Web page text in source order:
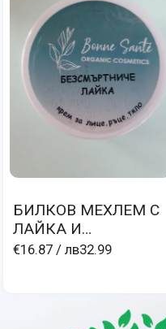
БИЛКОВ МЕХЛЕМ С
ЛАЙКА И
БЕЗСМЪРТНИЧЕ при
€16.87 / лв32.99